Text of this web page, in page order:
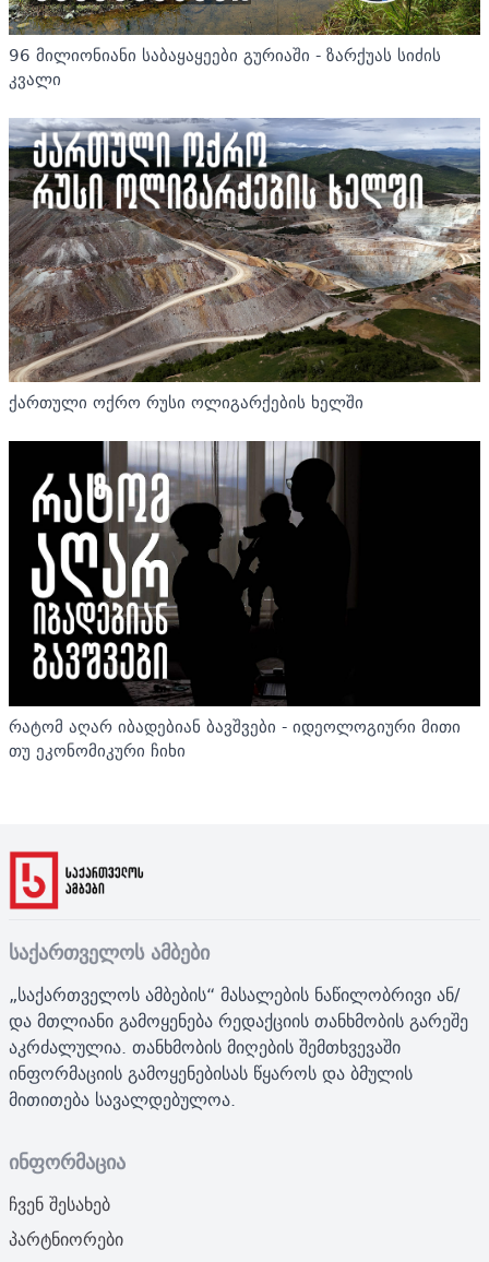
96 მილიონიანი საბაყაყეები გურიაში - ზარქუას სიძის
კვალი
ქართული ოქრო რუსი ოლიგარქების ხელში
რატომ აღარ იბადებიან ბავშვები - იდეოლოგიური მითი
თუ ეკონომიკური ჩიხი
საქართველოს ამბები
„საქართველოს ამბების“ მასალების ნაწილობრივი ან/
და მთლიანი გამოყენება რედაქციის თანხმობის გარეშე
აკრძალულია. თანხმობის მიღების შემთხვევაში
ინფორმაციის გამოყენებისას წყაროს და ბმულის
მითითება სავალდებულოა.
ინფორმაცია
ჩვენ შესახებ
პარტნიორები